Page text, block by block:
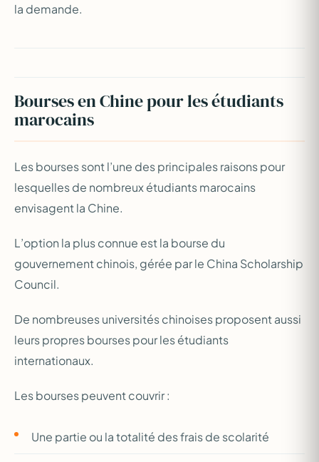
la demande.
Bourses en Chine pour les étudiants
marocains
Les bourses sont l’une des principales raisons pour
lesquelles de nombreux étudiants marocains
envisagent la Chine.
L’option la plus connue est la bourse du
gouvernement chinois, gérée par le China Scholarship
Council.
De nombreuses universités chinoises proposent aussi
leurs propres bourses pour les étudiants
internationaux.
Les bourses peuvent couvrir :
Une partie ou la totalité des frais de scolarité